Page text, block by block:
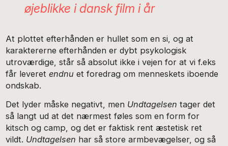
øjeblikke i dansk film i år
At plottet efterhånden er hullet som en si, og at
karaktererne efterhånden er dybt psykologisk
utroværdige, står så absolut ikke i vejen for at vi f.eks
får leveretendnuet foredrag om menneskets iboende
ondskab.
Det lyder måske negativt, men Undtagelsentager det
så langt ud at det nærmest føles som en form for
kitsch og camp, og det er faktisk rent æstetisk ret
vildt. Undtagelsen har så store armbevægelser, og så